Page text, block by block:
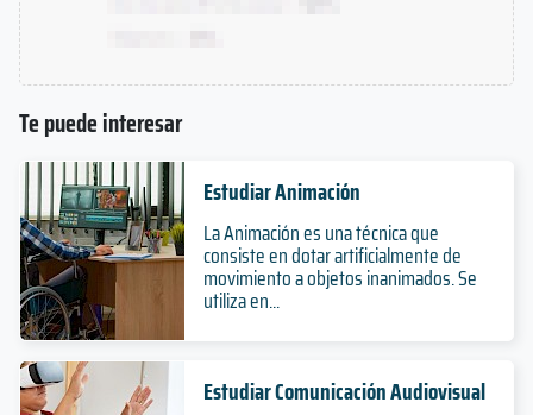
Te puede interesar
Estudiar Animación
La Animación es una técnica que
consiste en dotar artificialmente de
movimiento a objetos inanimados. Se
utiliza en...
Estudiar Comunicación Audiovisual